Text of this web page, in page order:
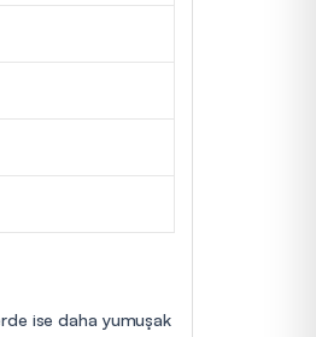
ise daha yumuşak